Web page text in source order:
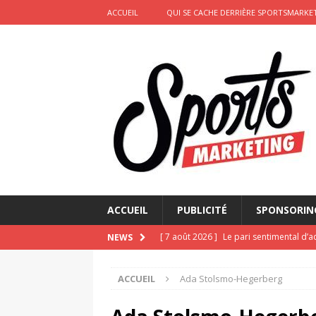
ACCUEIL QUI SE CACHE DERRIÈRE
ACCUEIL PUBLICITÉ
NEWS [ 6 août 2026 ] Pourquoi l’affichage
[ 4 août 2026 ] Découvrez le maillot
Saint-Paul-lès-Dax au profit des
ACCUEIL Ada Stolsmo-Hegerberg